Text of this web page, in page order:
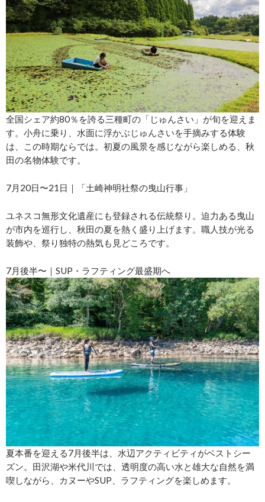
全国シェア約80％を誇る三種町の「じゅんさい」が旬を迎えま
す。小舟に乗り、水面に浮かぶじゅんさいを手摘みする体験
は、この時期ならでは。初夏の風景を感じながら楽しめる、秋
田の名物体験です。
7月20日〜21日｜「土崎神明社祭の曳山行事」
ユネスコ無形文化遺産にも登録される伝統祭り。迫力ある曳山
が市内を巡行し、秋田の夏を熱く盛り上げます。職人技が光る
装飾や、祭り独特の熱気も見どころです。
7月後半〜｜SUP・ラフティング最盛期へ
夏本番を迎える7月後半は、水辺アクティビティがベストシー
ズン。田沢湖や米代川では、透明度の高い水と雄大な自然を満
喫しながら、カヌーやSUP、ラフティングを楽しめます。